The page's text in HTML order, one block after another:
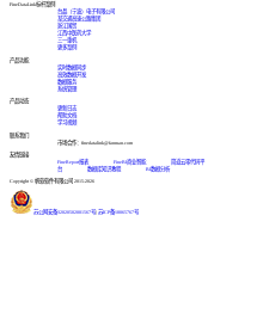
FineDataLink标杆案例
台晶（宁波）电子有限公司
某交通高速公路集团
浙江国贸
江西中医药大学
三一重机
更多案例
产品功能
实时数据同步
高效数据开发
数据服务
系统管理
产品动态
更新日志
帮助文档
学习视频
联系我们
市场合作：finedatalink@fanruan.com
友情链接
FineReport报表
FineBI商业智能
简道云零代码平
台
数据库知识教程 BI数据分析
Copyright © 帆软软件有限公司 2015-2026
苏公网安备32020502001567号| 苏ICP备18065767号